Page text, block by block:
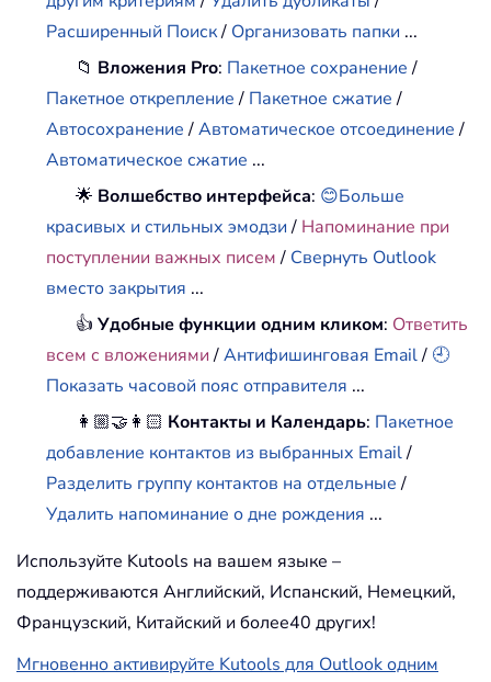
Расширенный Поиск/ Организовать папки ...
📁 Вложения Pro: Пакетное сохранение/
Пакетное открепление/ Пакетное сжатие/
Автосохранение/Автоматическое отсоединение/
Автоматическое сжатие ...
🌟 Волшебство интерфейса: 😊Больше
красивых и стильных эмодзи/ Напоминание при
поступлении важных писем/ Свернуть Outlook
вместо закрытия ...
👍Удобные функции одним кликом: Ответить
всем с вложениями /Антифишинговая Email/ 🕘
Показать часовой пояс отправителя ...
👩🏼‍🤝‍👩🏻 Контакты и Календарь: Пакетное
добавление контактов из выбранных Email/
Разделить группу контактов на отдельные/
Удалить напоминание о дне рождения ...
Используйте Kutools на вашем языке –
поддерживаются Английский, Испанский, Немецкий,
Французский, Китайский и более40 других!
Мгновенно активируйте Kutools для Outlook одним